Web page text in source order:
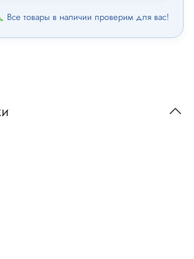
товары в наличии проверим для вас!